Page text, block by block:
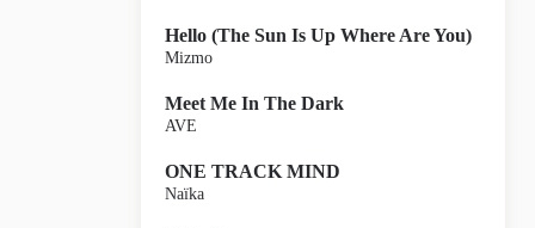
Hello (The Sun Is Up Where Are You)
Mizmo
Meet Me In The Dark
AVE
ONE TRACK MIND
Naïka